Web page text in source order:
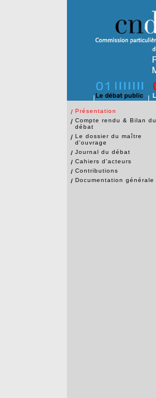
Présentation
Compte rendu & Bilan du
débat
Le dossier du maître
d'ouvrage
Journal du débat
Cahiers d'acteurs
Contributions
Documentation générale